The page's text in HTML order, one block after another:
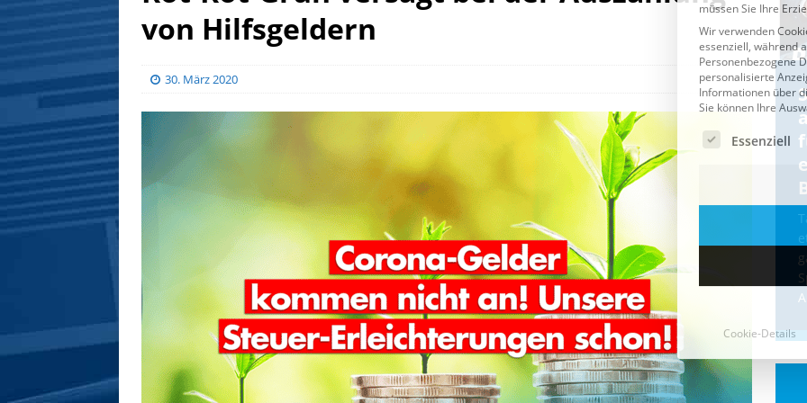
von Hilfsgeldern
30. März 2020
CDU & Ampel wollen nach
der Wahl wieder Afghanen
einfliegen: Zeit für ein
Asylmoratorium!
Die Bundesregierung und die CDU
halten die Wähler für dumm! Weil die
Stimmung wegen der von Afghanen
verübten Anschläge kippte, wurden die
Flüge vor der[...]
Cookie-Details